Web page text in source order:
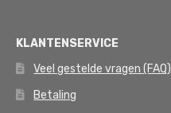
KLANTENSERVICE
Veel gestelde vragen (FAQ)
Betaling